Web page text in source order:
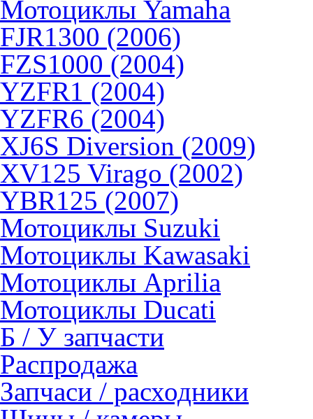
Мотоциклы Yamaha
FJR1300 (2006)
FZS1000 (2004)
YZFR1 (2004)
YZFR6 (2004)
XJ6S Diversion (2009)
XV125 Virago (2002)
YBR125 (2007)
Мотоциклы Suzuki
Мотоциклы Kawasaki
Мотоциклы Aprilia
Мотоциклы Ducati
Б / У запчасти
Распродажа
Запчаси / расходники